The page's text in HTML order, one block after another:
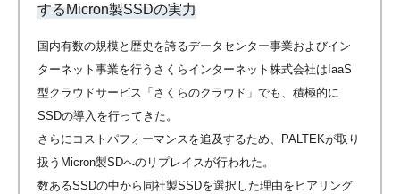
するMicron製SSDの実力
国内有数の規模と歴史を誇るデータセンター事業およびイン
ターネット事業を行うさくらインターネット株式会社はIaaS
型クラウドサービス「さくらのクラウド」でも、積極的に
SSDの導入を行ってきた。
さらにコストパフォーマンスを追及するため、PALTEKが取り
扱うMicron製SDへのリプレイスが行われた。
数あるSSDの中から同社製SSDを選択した理由をヒアリング